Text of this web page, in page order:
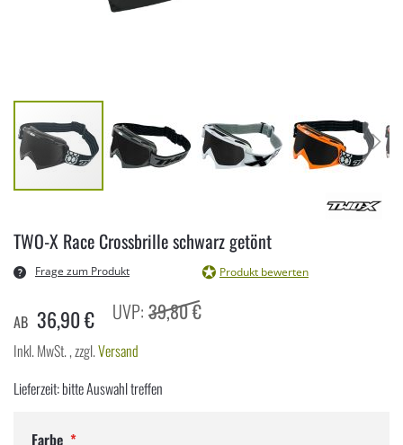
der
Bildergalerie
springen
TWO-X Race Crossbrille schwarz getönt
Frage zum Produkt Produkt bewerten
AB 36,90 € 39,80 €
Inkl. MwSt.,zzgl.Versand
Lieferzeit: bitte Auswahl treffen
Farbe